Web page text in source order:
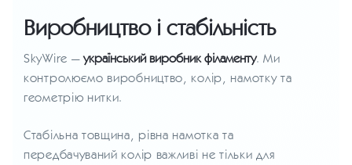
Виробництво і стабільність
SkyWire —український виробник філаменту. Ми
контролюємо виробництво, колір, намотку та
геометрію нитки.
Стабільна товщина, рівна намотка та
передбачуваний колір важливі не тільки для